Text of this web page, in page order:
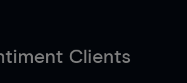
Clients